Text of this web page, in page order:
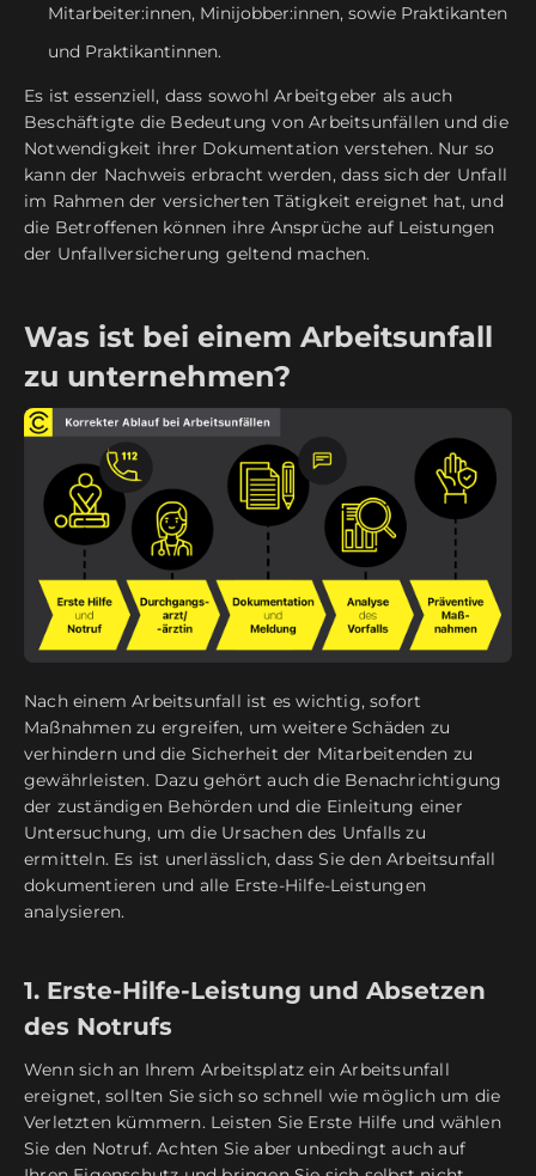
Mitarbeiter:innen, Minijobber:innen, sowie Praktikanten
und Praktikantinnen.
Es ist essenziell, dass sowohl Arbeitgeber als auch
Beschäftigte die Bedeutung von Arbeitsunfällen und die
Notwendigkeit ihrer Dokumentation verstehen. Nur so
kann der Nachweis erbracht werden, dass sich der Unfall
im Rahmen der versicherten Tätigkeit ereignet hat, und
die Betroffenen können ihre Ansprüche auf Leistungen
der Unfallversicherung geltend machen.
Was ist bei einem Arbeitsunfall
zu unternehmen?
Nach einem Arbeitsunfall ist es wichtig, sofort
Maßnahmen zu ergreifen, um weitere Schäden zu
verhindern und die Sicherheit der Mitarbeitenden zu
gewährleisten. Dazu gehört auch die Benachrichtigung
der zuständigen Behörden und die Einleitung einer
Untersuchung, um die Ursachen des Unfalls zu
ermitteln. Es ist unerlässlich, dass Sie den Arbeitsunfall
dokumentieren und alle Erste-Hilfe-Leistungen
analysieren.
1. Erste-Hilfe-Leistung und Absetzen
des Notrufs
Wenn sich an Ihrem Arbeitsplatz ein Arbeitsunfall
ereignet, sollten Sie sich so schnell wie möglich um die
Verletzten kümmern. Leisten Sie Erste Hilfe und wählen
Sie den Notruf. Achten Sie aber unbedingt auch auf